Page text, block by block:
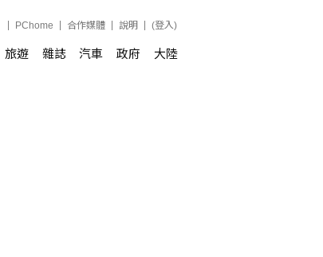
PChome 合作媒體 說明 (登入)
旅遊 雜誌 汽車 政府 大陸